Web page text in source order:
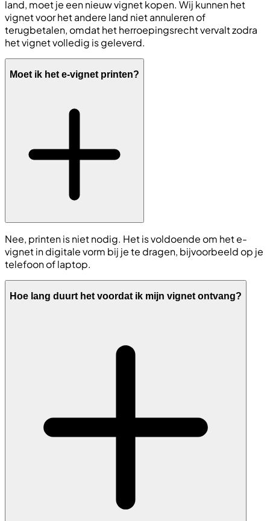
land, moet je een nieuw vignet kopen. Wij kunnen het
vignet voor het andere land niet annuleren of
terugbetalen, omdat het herroepingsrecht vervalt zodra
het vignet volledig is geleverd.
Moet ik het e-vignet printen?
Nee, printen is niet nodig. Het is voldoende om het e-
vignet in digitale vorm bij je te dragen, bijvoorbeeld op je
telefoon of laptop.
Hoe lang duurt het voordat ik mijn vignet ontvang?